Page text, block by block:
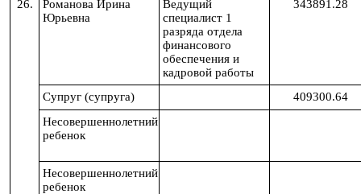
26.
Романова Ирина
Юрьевна
Ведущий
специалист 1
разряда отдела
финансового
обеспечения и
кадровой работы
343891.28
Супруг (супруга)
409300.64
Несовершеннолетний
ребенок
Несовершеннолетний
ребенок